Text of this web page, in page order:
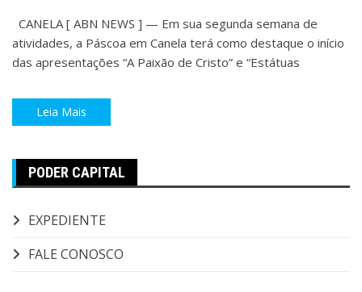
CANELA [ ABN NEWS ] — Em sua segunda semana de
atividades, a Páscoa em Canela terá como destaque o início
das apresentações “A Paixão de Cristo” e “Estátuas
Leia Mais
PODER CAPITAL
EXPEDIENTE
FALE CONOSCO